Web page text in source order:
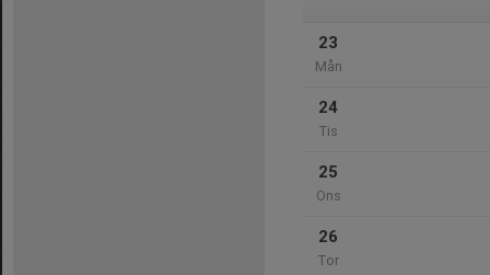
23
Mån
24
Tis
25
Ons
26
Tor